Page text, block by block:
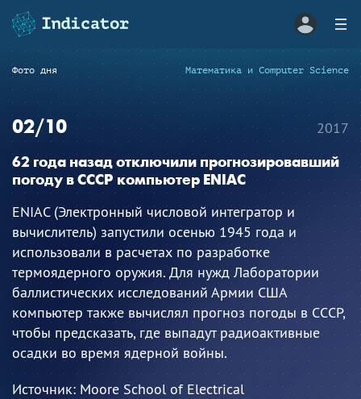
Фото дня Математика и Computer Science
02/10
62 года назад отключили прогнозировавший
погоду в СССР компьютер ENIAC
ENIAC (Электронный числовой интегратор и
вычислитель) запустили осенью 1945 года и
использовали в расчетах по разработке
термоядерного оружия. Для нужд Лаборатории
баллистических исследований Армии США
компьютер также вычислял прогноз погоды в СССР,
чтобы предсказать, где выпадут радиоактивные
осадки во время ядерной войны.
Источник:Moore School of Electrical
2017